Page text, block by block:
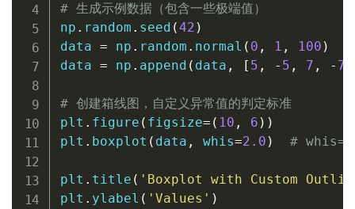
# 生成示例数据（包含一些极端值）
np . random . seed (42 )
data = np . random . normal ( 0 , 1 , 100 )
data = np . append ( data , [ 5 , - 5 , 7 , - 7
# 创建箱线图，自定义异常值的判定标准
plt . figure ( figsize= ( 10 , 6 ) )
plt . boxplot ( data , whis=2.0 ) #
plt . title ( 'Boxplot with Custom
plt . ylabel ( 'Values' )